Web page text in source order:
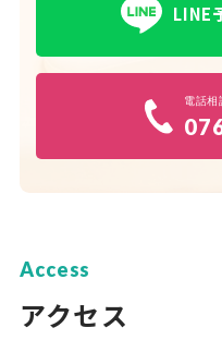
LINE
電話相
Access
アクセス